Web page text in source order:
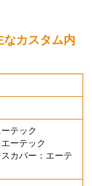
なカスタム内
テック
ーテック
カバー：エーテ